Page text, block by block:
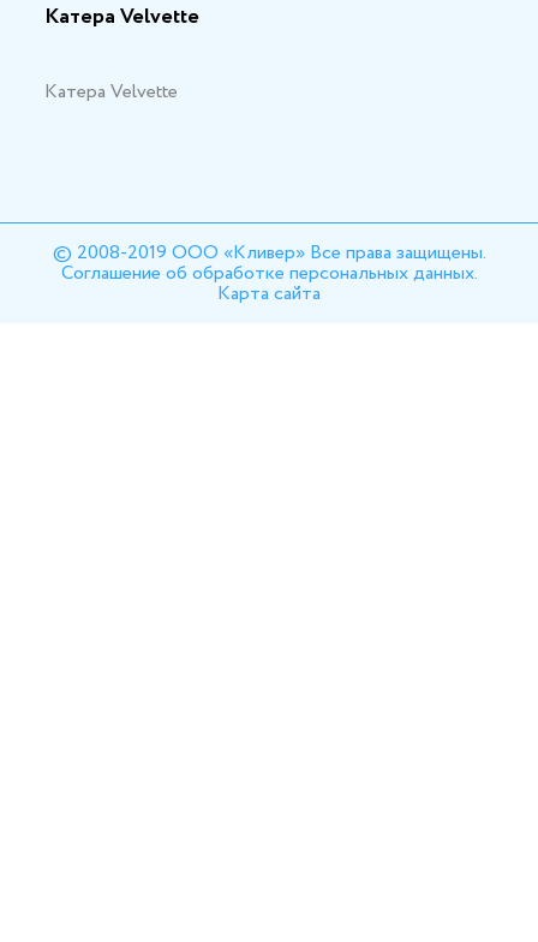
Катера Velvette
Катера Velvette
© 2008-2019 ООО «Кливер» Все права защищены.
Соглашение об обработке персональных данных.
Карта сайта